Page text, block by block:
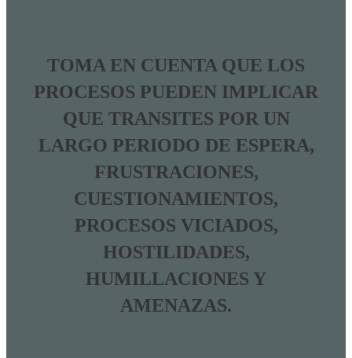
TOMA EN CUENTA QUE LOS
PROCESOS PUEDEN IMPLICAR
QUE TRANSITES POR UN
LARGO PERIODO DE ESPERA,
FRUSTRACIONES,
CUESTIONAMIENTOS,
PROCESOS VICIADOS,
HOSTILIDADES,
HUMILLACIONES Y
AMENAZAS.